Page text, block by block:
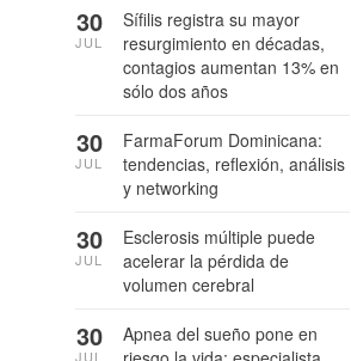
Sífilis registra su mayor
resurgimiento en décadas,
contagios aumentan 13% en
sólo dos años
30
JUL
FarmaForum Dominicana:
tendencias, reflexión, análisis
y networking
30
JUL
Esclerosis múltiple puede
acelerar la pérdida de
volumen cerebral
30
JUL
Apnea del sueño pone en
30
JUL